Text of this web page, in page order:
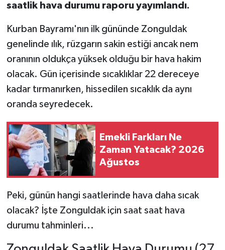
saatlik hava durumu raporu yayımlandı.
Kurban Bayramı'nın ilk gününde Zonguldak
genelinde ılık, rüzgarın sakin estiği ancak nem
oranının oldukça yüksek olduğu bir hava hakim
olacak. Gün içerisinde sıcaklıklar 22 dereceye
kadar tırmanırken, hissedilen sıcaklık da aynı
oranda seyredecek.
Emekli Farkları Ne
Zaman Yatacak? 2026
Ağustos
Peki, günün hangi saatlerinde hava daha sıcak
olacak? İşte Zonguldak için saat saat hava
durumu tahminleri...